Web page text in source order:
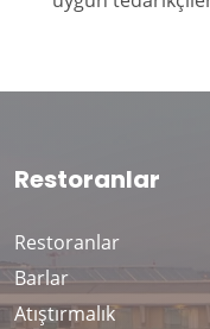
Restoranlar
Restoranlar
Barlar
Atıştırmalık